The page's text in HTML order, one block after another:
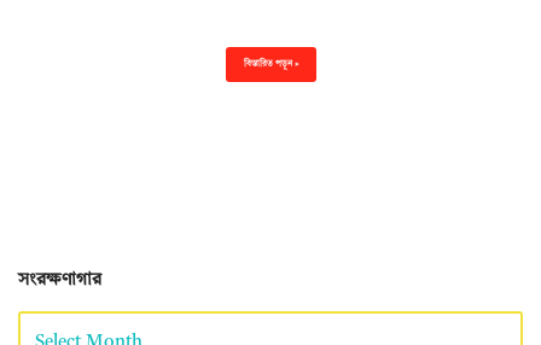
বিস্তারিত পড়ুন »
সংরক্ষণাগার